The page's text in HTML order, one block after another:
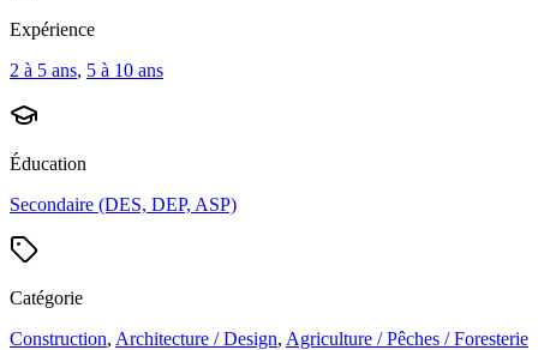
Expérience
2 à 5 ans, 5 à 10 ans
Éducation
Secondaire (DES, DEP, ASP)
Catégorie
Construction, Architecture / Design, Agriculture / Pêches / Foresterie